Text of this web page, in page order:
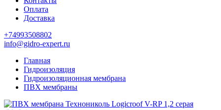
Оплата
Доставка
+74993508802
info@gidro-expert.ru
Главная
Гидроизоляция
Гидроизоляционная мембрана
ПВХ мембраны